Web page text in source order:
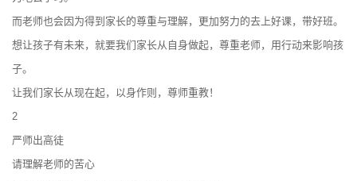
而老师也会因为得到家长的尊重与理解，更加努力的去上好课，带好班。
想让孩子有未来，就要我们家长从自身做起，尊重老师，用行动来影响孩
子。
让我们家长从现在起，以身作则，尊师重教！
2
严师出高徒
请理解老师的苦心